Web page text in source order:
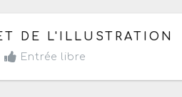
- Terminé de 10h à 19h
DE L'ILLUSTRATION
Entrée libre